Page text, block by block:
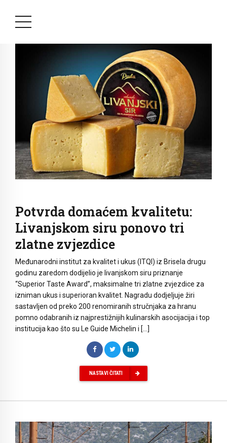
Potvrda domaćem kvalitetu:
Livanjskom siru ponovo tri
zlatne zvjezdice
Međunarodni institut za kvalitet i ukus (ITQI) iz Brisela drugu
godinu zaredom dodijelio je livanjskom siru priznanje
“Superior Taste Award”, maksimalne tri zlatne zvjezdice za
izniman ukus i superioran kvalitet. Nagradu dodjeljuje žiri
sastavljen od preko 200 renomiranih stručnjaka za hranu
pomno odabranih iz najprestižnijih kulinarskih asocijacija i top
institucija kao što su Le Guide Michelin i […]
NASTAVI ČITATI